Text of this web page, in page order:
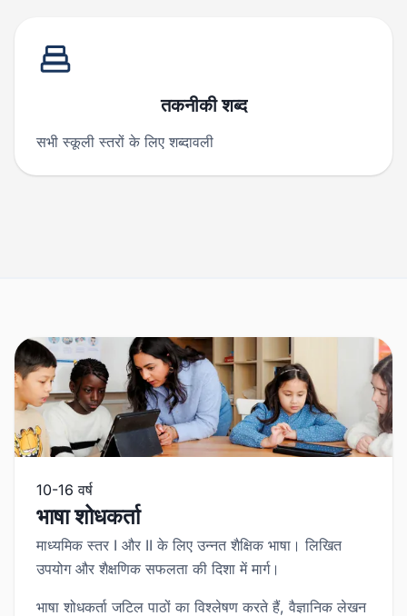
तकनीकी शब्द
सभी स्कूली स्तरों के लिए शब्दावली
10-16 वर्ष
भाषा शोधकर्ता
माध्यमिक स्तर I और II के लिए उन्नत शैक्षिक भाषा। लिखित
उपयोग और शैक्षणिक सफलता की दिशा में मार्ग।
भाषा शोधकर्ता जटिल पाठों का विश्लेषण करते हैं, वैज्ञानिक लेखन